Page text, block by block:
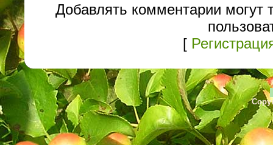
Добавлять комментарии могут
[